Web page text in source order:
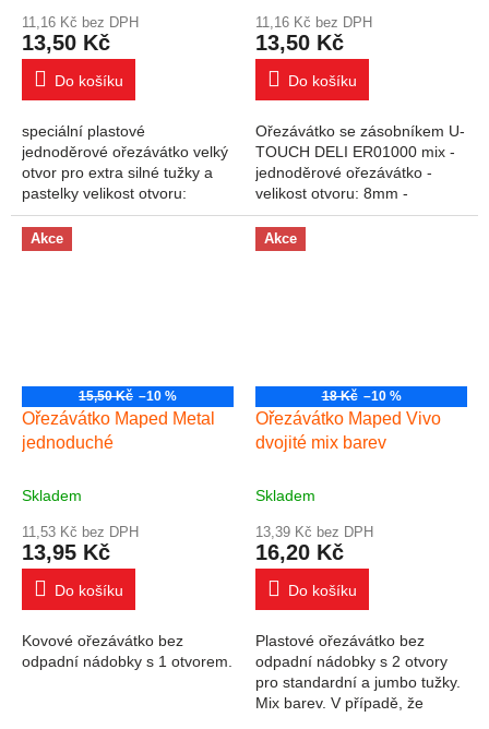
11,16 Kč bez DPH
13,50 Kč
Do košíku
speciální plastové
jednoděrové ořezávátko velký
otvor pro extra silné tužky a
pastelky velikost otvoru:
17mm mix barev
11,16 Kč bez DPH
13,50 Kč
Do košíku
Ořezávátko se zásobníkem U-
TOUCH DELI ER01000 mix -
jednoděrové ořezávátko -
velikost otvoru: 8mm -
zásobník na odřezky - snadné
ořezávání
Akce
15,50 Kč –10 %
Ořezávátko Maped Metal
jednoduché
Skladem
11,53 Kč bez DPH
13,95 Kč
Do košíku
Kovové ořezávátko bez
odpadní nádobky s 1 otvorem.
Akce
18 Kč –10 %
Ořezávátko Maped Vivo
dvojité mix barev
Skladem
13,39 Kč bez DPH
16,20 Kč
Do košíku
Plastové ořezávátko bez
odpadní nádobky s 2 otvory
pro standardní a jumbo tužky.
Mix barev. V případě, že